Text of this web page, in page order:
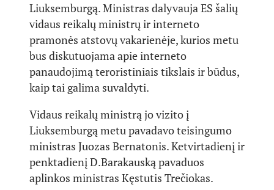
Liuksemburgą. Ministras dalyvauja ES šalių
vidaus reikalų ministrų ir interneto
pramonės atstovų vakarienėje, kurios metu
bus diskutuojama apie interneto
panaudojimą teroristiniais tikslais ir būdus,
kaip tai galima suvaldyti.
Vidaus reikalų ministrą jo vizito į
Liuksemburgą metu pavadavo teisingumo
ministras Juozas Bernatonis. Ketvirtadienį ir
penktadienį D.Barakauską pavaduos
aplinkos ministras Kęstutis Trečiokas.